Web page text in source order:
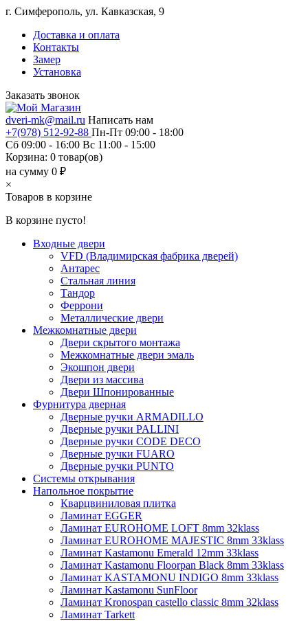
г. Симферополь, ул. Кавказская, 9
Доставка и оплата
Контакты
Замер
Установка
Заказать звонок
dveri-mk@mail.ru Написать нам
+7(978) 512-92-88 Пн-Пт 09:00 - 18:00
Сб 09:00 - 16:00 Вс 11:00 - 15:00
Корзина: 0 товар(ов)
на сумму 0 ₽
×
Товаров в корзине
В корзине пусто!
Входные двери
VFD (Владимирская фабрика дверей)
Антарес
Стальная линия
Тандор
Феррони
Металлические двери
Межкомнатные двери
Двери скрытого монтажа
Межкомнатные двери эмаль
Экошпон двери
Двери из массива
Двери Шпонированные
Фурнитура дверная
Дверные ручки ARMADILLO
Дверные ручки PALLINI
Дверные ручки CODE DECO
Дверные ручки FUARO
Дверные ручки PUNTO
Системы открывания
Напольное покрытие
Кварцвиниловая плитка
Ламинат EGGER
Ламинат EUROHOME LOFT 8mm 32klass
Ламинат EUROHOME MAJESTIC 8mm 33klass
Ламинат Kastamonu Emerald 12mm 33klass
Ламинат Kastamonu Floorpan Black 8mm 33klass
Ламинат KASTAMONU INDIGO 8mm 33klass
Ламинат Kastamonu SunFloor
Ламинат Kronospan castello classic 8mm 32klass
Ламинат Tarkett